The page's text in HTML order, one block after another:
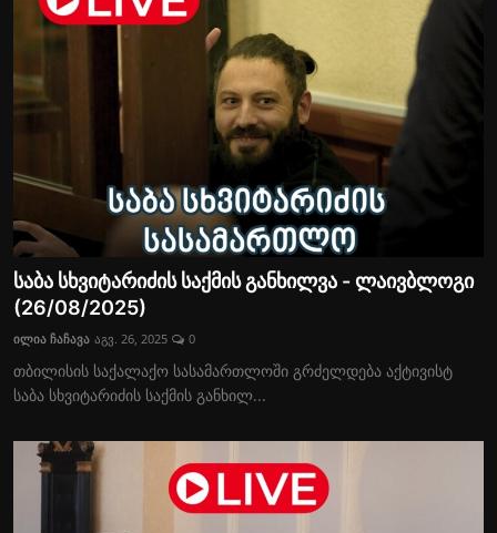
საბა სხვიტარიძის საქმის განხილვა - ლაივბლოგი
(26/08/2025)
ილია ჩაჩავა აგვ. 26, 2025 0
თბილისის საქალაქო სასამართლოში გრძელდება აქტივისტ
საბა სხვიტარიძის საქმის განხილ...